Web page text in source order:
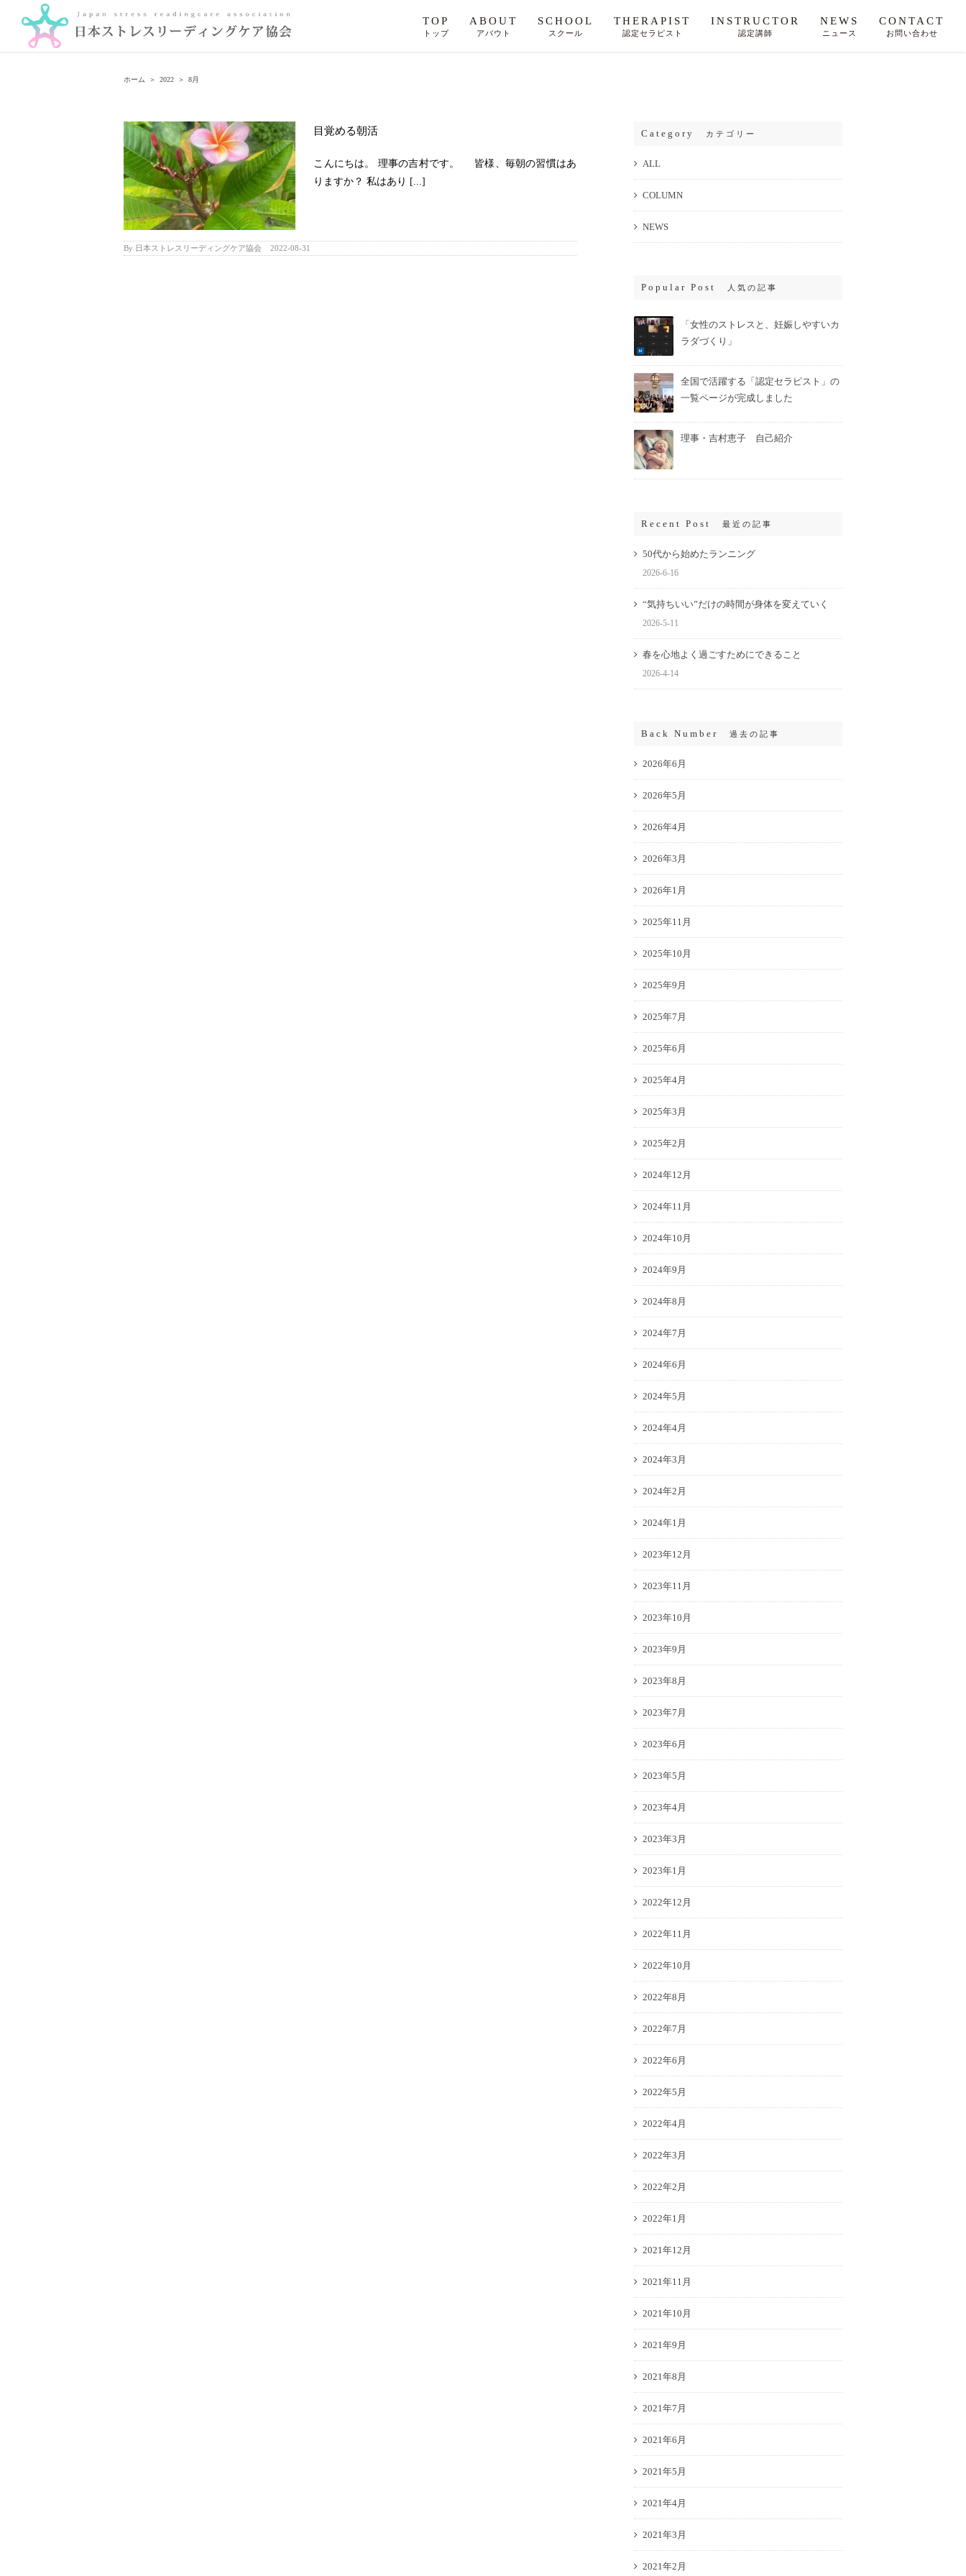
content
TOP
トップ
ABOUT
アバウト
SCHOOL
スクール
THERAPIST
認定セラピスト
INSTRUCTOR
認定講師
NEWS
ニュース
CONTACT
お問い合わせ
ホーム ＞ 2022 ＞ 8月
目覚める朝活
こんにちは。 理事の吉村です。 皆様、毎朝の習慣はあ
りますか？ 私はあり [...]
By 日本ストレスリーディングケア協会 2022-08-31
Category カテゴリー
ALL
COLUMN
NEWS
Popular Post 人気の記事
「女性のストレスと、妊娠しやすいカ
ラダづくり」
全国で活躍する「認定セラピスト」の
一覧ページが完成しました
理事・吉村恵子 自己紹介
Recent Post 最近の記事
50代から始めたランニング
2026-6-16
“気持ちいい”だけの時間が身体を変えていく
2026-5-11
春を心地よく過ごすためにできること
2026-4-14
Back Number 過去の記事
2026年6月
2026年5月
2026年4月
2026年3月
2026年1月
2025年11月
2025年10月
2025年9月
2025年7月
2025年6月
2025年4月
2025年3月
2025年2月
2024年12月
2024年11月
2024年10月
2024年9月
2024年8月
2024年7月
2024年6月
2024年5月
2024年4月
2024年3月
2024年2月
2024年1月
2023年12月
2023年11月
2023年10月
2023年9月
2023年8月
2023年7月
2023年6月
2023年5月
2023年4月
2023年3月
2023年1月
2022年12月
2022年11月
2022年10月
2022年8月
2022年7月
2022年6月
2022年5月
2022年4月
2022年3月
2022年2月
2022年1月
2021年12月
2021年11月
2021年10月
2021年9月
2021年8月
2021年7月
2021年6月
2021年5月
2021年4月
2021年3月
2021年2月